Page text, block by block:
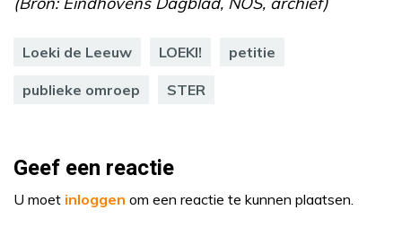
Loeki de Leeuw LOEKI! petitie
publieke omroep STER
Geef een reactie
U moet inloggen om een reactie te kunnen plaatsen.